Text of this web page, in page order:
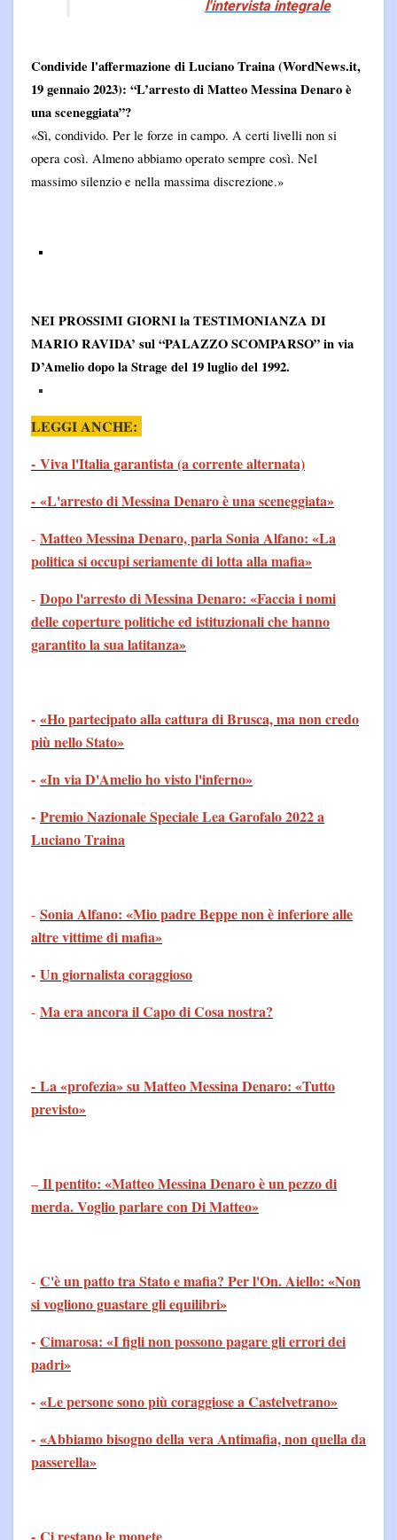
l'intervista integrale
Condivide l'affermazione di Luciano Traina (WordNews.it,
19 gennaio 2023): “L’arresto di Matteo Messina Denaro è
una sceneggiata”?
«Sì, condivido. Per le forze in campo. A certi livelli non si
opera così. Almeno abbiamo operato sempre così. Nel
massimo silenzio e nella massima discrezione.»
NEI PROSSIMI GIORNI la TESTIMONIANZA DI
MARIO RAVIDA’ sul “PALAZZO SCOMPARSO” in via
D’Amelio dopo la Strage del 19 luglio del 1992.
LEGGI ANCHE:
- Viva l'Italia garantista (a corrente alternata)
- «L'arresto di Messina Denaro è una sceneggiata»
- Matteo Messina Denaro, parla Sonia Alfano: «La
politica si occupi seriamente di lotta alla mafia»
- Dopo l'arresto di Messina Denaro: «Faccia i nomi
delle coperture politiche ed istituzionali che hanno
garantito la sua latitanza»
- «Ho partecipato alla cattura di Brusca, ma non credo
più nello Stato»
- «In via D'Amelio ho visto l'inferno»
- Premio Nazionale Speciale Lea Garofalo 2022 a
Luciano Traina
- Sonia Alfano: «Mio padre Beppe non è inferiore alle
altre vittime di mafia»
- Un giornalista coraggioso
- Ma era ancora il Capo di Cosa nostra?
- La «profezia» su Matteo Messina Denaro: «Tutto
previsto»
– Il pentito: «Matteo Messina Denaro è un pezzo di
merda. Voglio parlare con Di Matteo»
- C'è un patto tra Stato e mafia? Per l'On. Aiello: «Non
si vogliono guastare gli equilibri»
- Cimarosa: «I figli non possono pagare gli errori dei
padri»
- «Le persone sono più coraggiose a Castelvetrano»
- «Abbiamo bisogno della vera Antimafia, non quella da
passerella»